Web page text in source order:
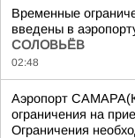
Временные
введены в
СОЛОВЬЁВ
02:48
Аэропорт
ограничения на
Ограничения